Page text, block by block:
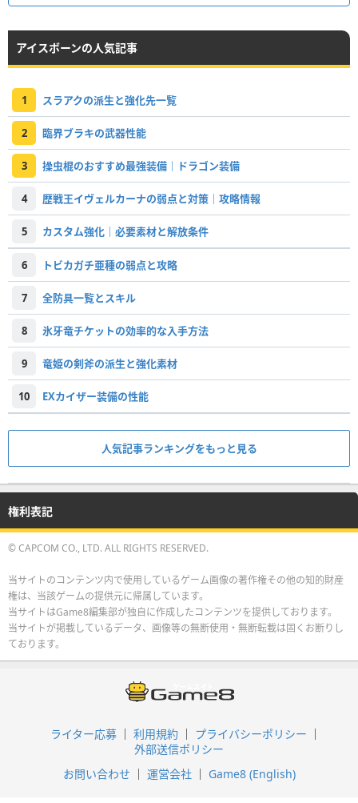
アイスボーンの人気記事
1 スラアクの派生と強化先一覧
2 臨界ブラキの武器性能
3 操虫棍のおすすめ最強装備｜ドラゴン装備
4 歴戦王イヴェルカーナの弱点と対策｜攻略情報
5 カスタム強化｜必要素材と解放条件
6 トビカガチ亜種の弱点と攻略
7 全防具一覧とスキル
8 氷牙竜チケットの効率的な入手方法
9 竜姫の剣斧の派生と強化素材
10 EXカイザー装備の性能
人気記事ランキングをもっと見る
権利表記
© CAPCOM CO., LTD. ALL RIGHTS RESERVED.
当サイトのコンテンツ内で使用しているゲーム画像の著作権その他の知的財産
権は、当該ゲームの提供元に帰属しています。
当サイトはGame8編集部が独自に作成したコンテンツを提供しております。
当サイトが掲載しているデータ、画像等の無断使用・無断転載は固くお断りし
ております。
ライター応募 利用規約
プライバシーポリシー
外部送信ポリシー
お問い合わせ
運営会社 Game8 (English)